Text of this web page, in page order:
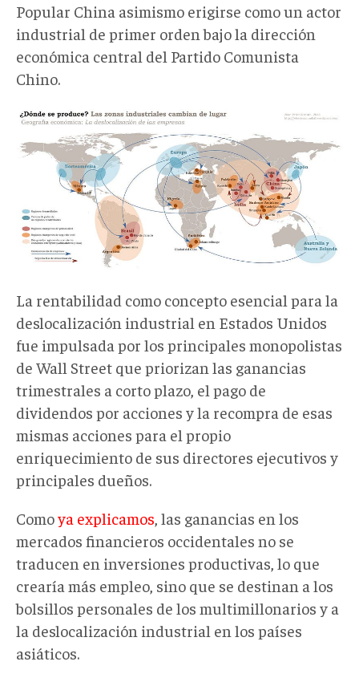
Popular China asimismo erigirse como un actor
industrial de primer orden bajo la dirección
económica central del Partido Comunista
Chino.
La rentabilidad como concepto esencial para la
deslocalización industrial en Estados Unidos
fue impulsada por los principales monopolistas
de Wall Street que priorizan las ganancias
trimestrales a corto plazo, el pago de
dividendos por acciones y la recompra de esas
mismas acciones para el propio
enriquecimiento de sus directores ejecutivos y
principales dueños.
Comoya explicamos, las ganancias en los
mercados financieros occidentales no se
traducen en inversiones productivas, lo que
crearía más empleo, sino que se destinan a los
bolsillos personales de los multimillonarios y a
la deslocalización industrial en los países
asiáticos.